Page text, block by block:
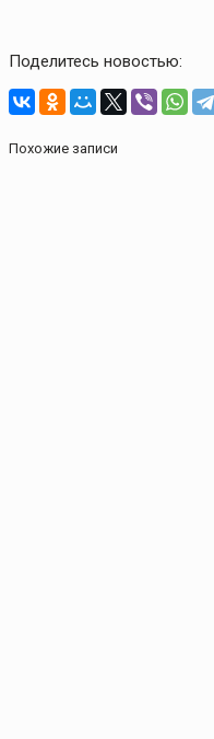
Поделитесь новостью:
Похожие записи